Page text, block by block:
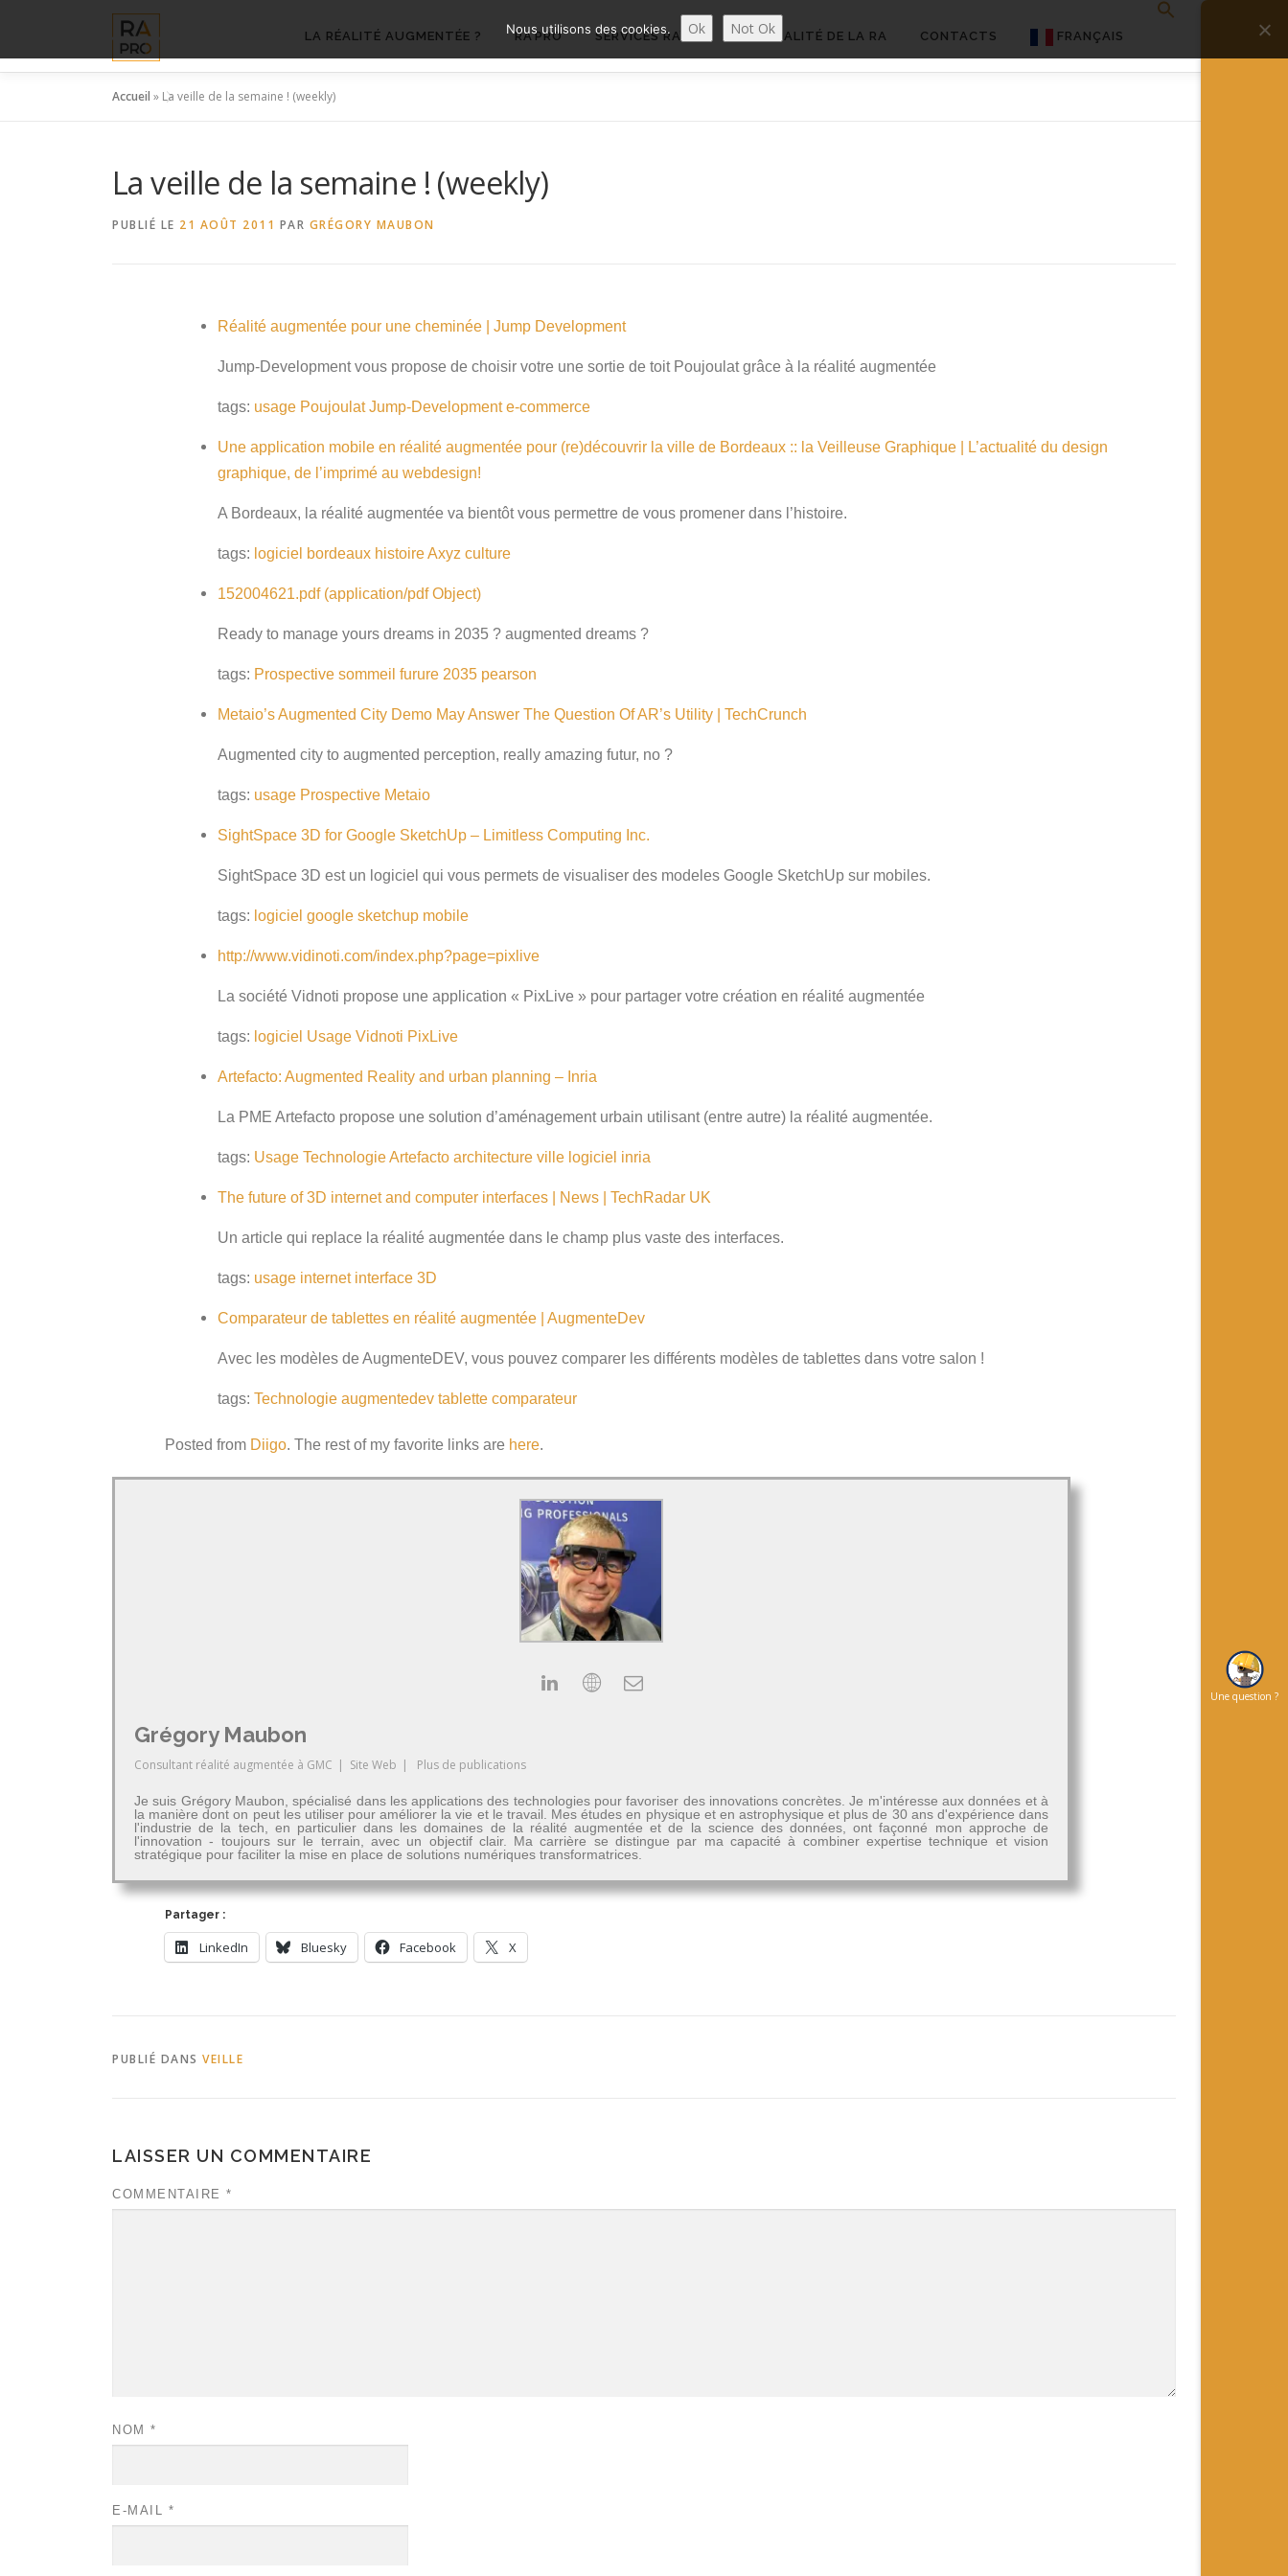
contenu
LA RÉALITÉ AUGMENTÉE ? RA’PRO SERVICES RA’PRO ACTUALITÉ DE LA RA CONTACTS FRANÇAIS
Accueil » La veille de la semaine ! (weekly)
La veille de la semaine ! (weekly)
PUBLIÉ LE 21 AOÛT 2011 PAR GRÉGORY MAUBON
Réalité augmentée pour une cheminée | Jump Development
Jump-Development vous propose de choisir votre une sortie de toit Poujoulat grâce à la réalité augmentée
tags: usage Poujoulat Jump-Development e-commerce
Une application mobile en réalité augmentée pour (re)découvrir la ville de Bordeaux :: la Veilleuse Graphique | L’actualité du design
graphique, de l’imprimé au webdesign!
A Bordeaux, la réalité augmentée va bientôt vous permettre de vous promener dans l’histoire.
tags: logiciel bordeaux histoireAxyz culture
152004621.pdf (application/pdf Object)
Ready to manage yours dreams in 2035 ? augmented dreams ?
tags: Prospective sommeil furure 2035 pearson
Metaio’s Augmented City Demo May Answer The Question Of AR’s Utility | TechCrunch
Augmented city to augmented perception, really amazing futur, no ?
tags: usage Prospective Metaio
SightSpace 3D for Google SketchUp – Limitless Computing Inc.
SightSpace 3D est un logiciel qui vous permets de visualiser des modeles Google SketchUp sur mobiles.
tags: logiciel google sketchup mobile
http://www.vidinoti.com/index.php?page=pixlive
La société Vidnoti propose une application « PixLive » pour partager votre création en réalité augmentée
tags: logiciel Usage Vidnoti PixLive
Artefacto: Augmented Reality and urban planning – Inria
La PME Artefacto propose une solution d’aménagement urbain utilisant (entre autre) la réalité augmentée.
tags: Usage TechnologieArtefacto architecture ville logiciel inria
The future of 3D internet and computer interfaces | News | TechRadar UK
Un article qui replace la réalité augmentée dans le champ plus vaste des interfaces.
tags: usage internet interface 3D
Comparateur de tablettes en réalité augmentée | AugmenteDev
Avec les modèles de AugmenteDEV, vous pouvez comparer les différents modèles de tablettes dans votre salon !
tags: Technologie augmentedev tablette comparateur
Posted from Diigo. The rest of my favorite links are here.
Grégory Maubon
Consultant réalité augmentée à GMC | Site Web | Plus de publications
Je suis Grégory Maubon, spécialisé dans les applications des technologies pour favoriser des innovations concrètes. Je m'intéresse aux données et à
la manière dont on peut les utiliser pour améliorer la vie et le travail. Mes études en physique et en astrophysique et plus de 30 ans d'expérience dans
l'industrie de la tech, en particulier dans les domaines de la réalité augmentée et de la science des données, ont façonné mon approche de
l'innovation - toujours sur le terrain, avec un objectif clair. Ma carrière se distingue par ma capacité à combiner expertise technique et vision
stratégique pour faciliter la mise en place de solutions numériques transformatrices.
Partager :
LinkedIn Bluesky Facebook X
PUBLIÉ DANS VEILLE
LAISSER UN COMMENTAIRE
COMMENTAIRE *
NOM *
E-MAIL *
Une question ?
Nous utilisons des cookies. Ok Not Ok